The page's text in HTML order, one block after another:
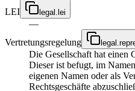
LEI
legal.lei
—
Vertretungsregelung
Die Gesellschaft hat einen
Dieser ist befugt, im
eigenen Namen oder als
Rechtsgeschäfte